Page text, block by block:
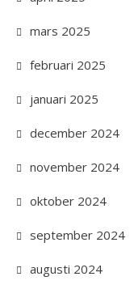
mars 2025
februari 2025
januari 2025
december 2024
november 2024
oktober 2024
september 2024
augusti 2024